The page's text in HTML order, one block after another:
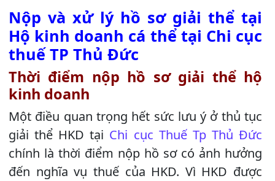
Nộp và xử lý hồ sơ giải thể tại
Hộ kinh doanh cá thể tại Chi cục
thuế TP Thủ Đức
Thời điểm nộp hồ sơ giải thể hộ
kinh doanh
Một điều quan trọng hết sức lưu ý ở thủ tục
giải thể HKD tại Chi cục Thuế Tp Thủ Đức
chính là thời điểm nộp hồ sơ có ảnh hưởng
đến nghĩa vụ thuế của HKD. Vì HKD được